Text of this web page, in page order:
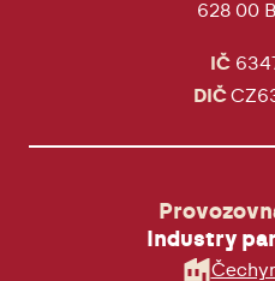
628 00
IČ
DIČ
Industry